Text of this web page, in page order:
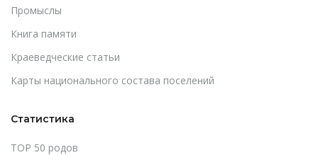
Промыслы
Книга памяти
Краеведческие статьи
Карты национального состава поселений
Статистика
TOP 50 родов